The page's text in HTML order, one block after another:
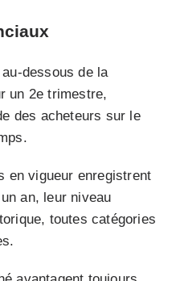
dessous de la
un 2e trimestre,
des acheteurs sur le
en vigueur enregistrent
an, leur niveau
toutes catégories